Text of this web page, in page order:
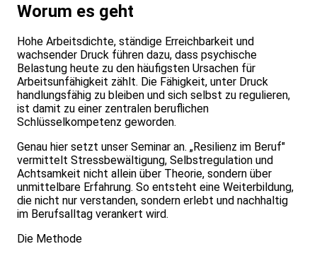
Worum es geht
Hohe Arbeitsdichte, ständige Erreichbarkeit und
wachsender Druck führen dazu, dass psychische
Belastung heute zu den häufigsten Ursachen für
Arbeitsunfähigkeit zählt. Die Fähigkeit, unter Druck
handlungsfähig zu bleiben und sich selbst zu regulieren,
ist damit zu einer zentralen beruflichen
Schlüsselkompetenz geworden.
Genau hier setzt unser Seminar an. „Resilienz im Beruf"
vermittelt Stressbewältigung, Selbstregulation und
Achtsamkeit nicht allein über Theorie, sondern über
unmittelbare Erfahrung. So entsteht eine Weiterbildung,
die nicht nur verstanden, sondern erlebt und nachhaltig
im Berufsalltag verankert wird.
Die Methode